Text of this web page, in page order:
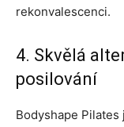
rekonvalescenci.
4. Skvělá
posilování
Bodyshape